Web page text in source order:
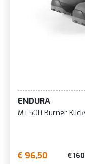
ENDURA
MT500 Burner
€ 96,50 €